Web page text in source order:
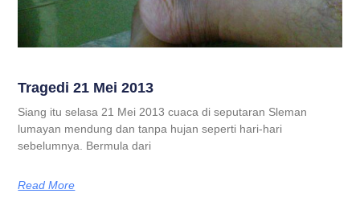
Tragedi 21 Mei 2013
Siang itu selasa 21 Mei 2013 cuaca di seputaran Sleman
lumayan mendung dan tanpa hujan seperti hari-hari
sebelumnya. Bermula dari
Read More